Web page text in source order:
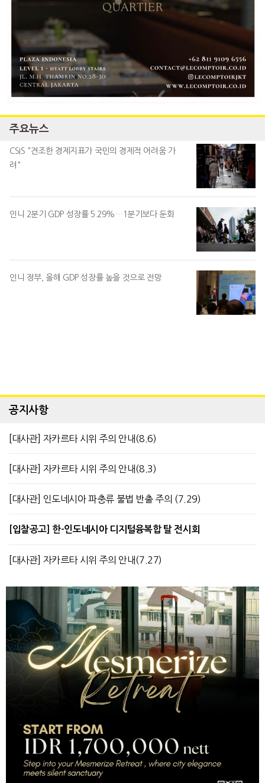
주요뉴스
CSIS "견조한 경제지표가 국민의 경제적 어려움 가
려"
인니 2분기 GDP 성장률 5.29%…1분기보다 둔화
인니 정부, 올해 GDP 성장률 높을 것으로 전망
공지사항
[대사관] 자카르타 시위 주의 안내(8.6)
[대사관] 자카르타 시위 주의 안내(8.3)
[대사관] 인도네시아 파충류 불법 반출 주의 (7.29)
[입찰공고] 한-인도네시아 디지털융복합 탈 전시회
[대사관] 자카르타 시위 주의 안내(7.27)